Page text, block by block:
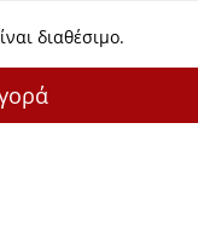
διαθέσιμο.